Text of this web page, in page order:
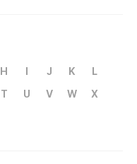
H I J K
L
T U V W
X